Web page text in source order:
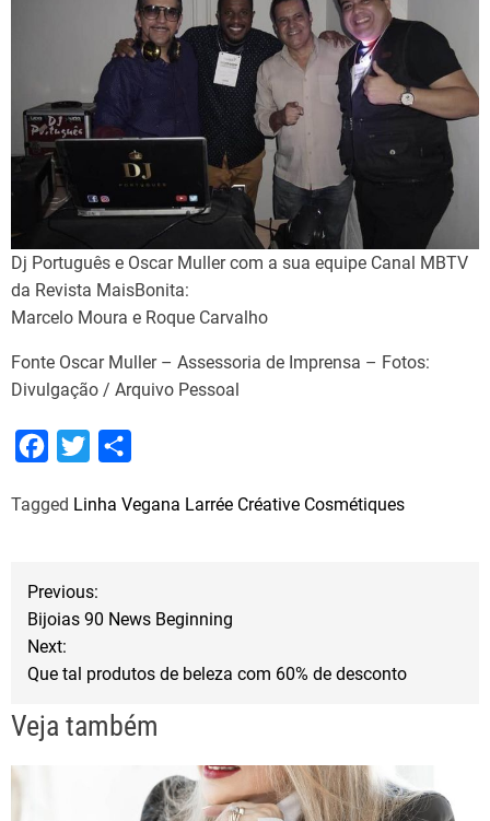
Dj Português e Oscar Muller com a sua equipe Canal MBTV
da Revista MaisBonita:
Marcelo Moura e Roque Carvalho
Fonte Oscar Muller – Assessoria de Imprensa – Fotos:
Divulgação / Arquivo Pessoal
c
o
k
i
e
a
Tagged Linha Vegana Larrée Créative Cosmétiques
N
e
g
Previous:
Bijoias 90 News Beginning
Next:
Que tal produtos de beleza com 60% de desconto
Veja também